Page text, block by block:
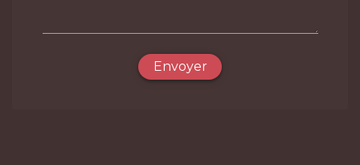
Envoyer